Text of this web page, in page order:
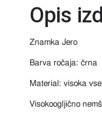
Opis
Znamka Jero
Barva ročaja: črna
Material: visoka
Visokoogljično